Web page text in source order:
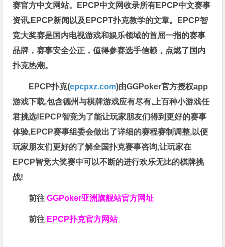
赛官方中文网站。EPCP中文网收录所有EPCP中文赛事
资讯,EPCP新闻以及EPCPT扑克教学的文章。EPCP智
竞大奖赛是国内电视游戏和娱乐领域的首屈一指的赛事
品牌，赛事安全公正，值得参赛选手信赖，点燃了国内
扑克热潮。
EPCP扑克(epcpxz.com)由GGPoker官方授权app
游戏下载,包含德州与棋牌游戏应有尽有,上百种小游戏任
君挑选!EPCP智竞为了能让玩家朋友们得到更好的赛事
体验,EPCP赛事组委会做出了详细的赛程赛制调整,以便
玩家朋友们更好的了解全国扑克赛事咨询,让玩家在
EPCP智竞大奖赛中可以不断的进行欢乐无比的棋牌挑
战!
前往GGPoker亚洲旗舰站官方网址
前往 EPCP扑克官方网站